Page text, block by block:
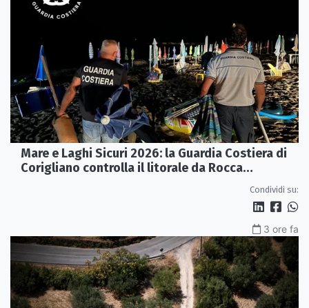
Mare e Laghi Sicuri 2026: la Guardia Costiera di
Corigliano controlla il litorale da Rocca
Condividi su:
3 ore fa